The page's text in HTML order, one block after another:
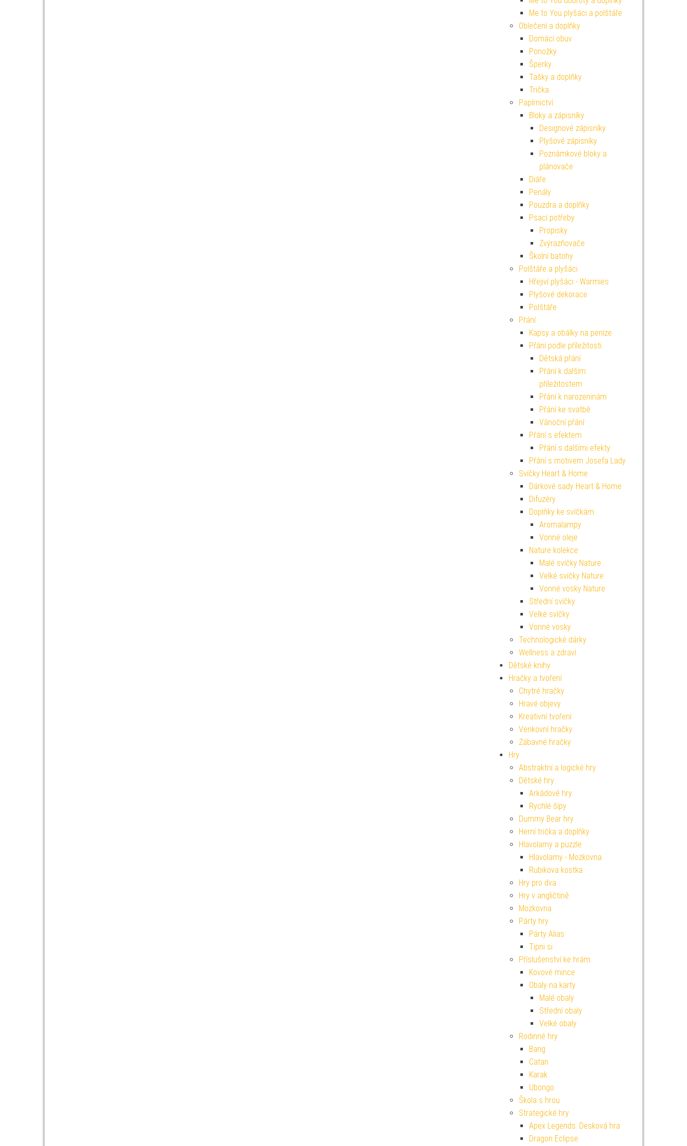
Me to You plyšáci a polštáře
Oblečení a doplňky
Domácí obuv
Ponožky
Šperky
Tašky a doplňky
Trička
Papírnictví
Bloky a zápisníky
Designové zápisníky
Plyšové zápisníky
Poznámkové bloky a
plánovače
Diáře
Penály
Pouzdra a doplňky
Psací potřeby
Propisky
Zvýrazňovače
Školní batohy
Polštáře a plyšáci
Hřejiví plyšáci - Warmies
Plyšové dekorace
Polštáře
Přání
Kapsy a obálky na peníze
Přání podle příležitosti
Dětská přání
Přání k dalším
příležitostem
Přání k narozeninám
Přání ke svatbě
Vánoční přání
Přání s efektem
Přání s dalšími efekty
Přání s motivem Josefa Lady
Svíčky Heart & Home
Dárkové sady Heart & Home
Difuzéry
Doplňky ke svíčkám
Aromalampy
Vonné oleje
Nature kolekce
Malé svíčky Nature
Velké svíčky Nature
Vonné vosky Nature
Střední svíčky
Velké svíčky
Vonné vosky
Technologické dárky
Wellness a zdraví
Dětské knihy
Hračky a tvoření
Chytré hračky
Hravé objevy
Kreativní tvoření
Venkovní hračky
Zábavné hračky
Hry
Abstraktní a logické hry
Dětské hry
Arkádové hry
Rychlé šípy
Dummy Bear hry
Herní trička a doplňky
Hlavolamy a puzzle
Hlavolamy - Mozkovna
Rubikova kostka
Hry pro dva
Hry v angličtině
Mozkovna
Párty hry
Párty Alias
Tipni si
Příslušenství ke hrám
Kovové mince
Obaly na karty
Malé obaly
Střední obaly
Velké obaly
Rodinné hry
Bang
Catan
Karak
Ubongo
Škola s hrou
Strategické hry
Apex Legends: Desková hra
Dragon Eclipse